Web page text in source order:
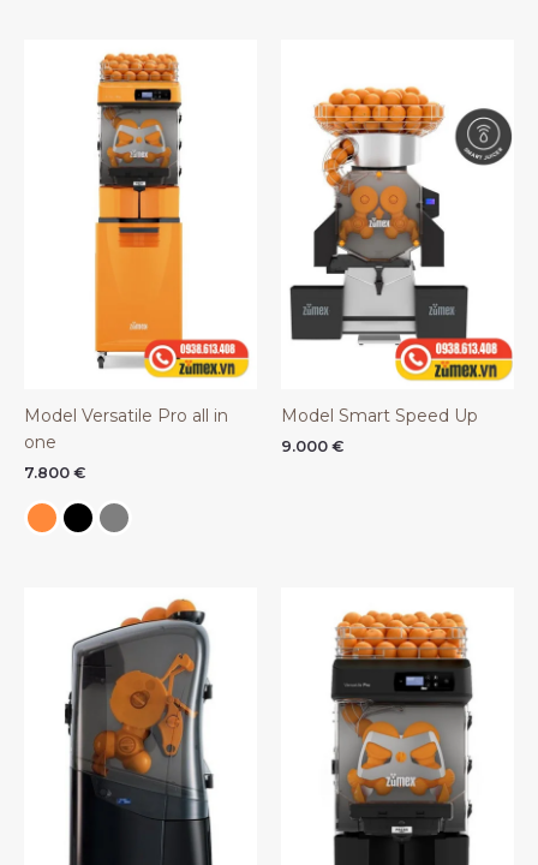
Model Versatile Pro all in
one
7.800 €
Model Smart Speed Up
9.000 €